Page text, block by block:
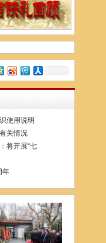
使用说明
关情况
将开展“七
年